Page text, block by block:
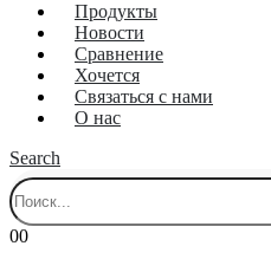
Продукты
Новости
Сравнение
Хочется
Связаться с нами
О нас
Search
00